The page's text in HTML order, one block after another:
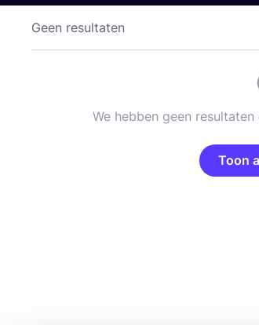
Geen resultaten
We hebben geen
Toon